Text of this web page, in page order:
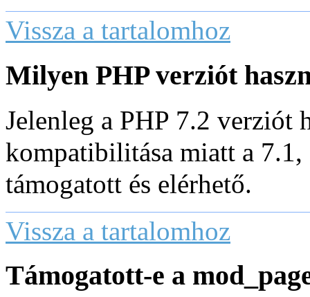
Vissza a tartalomhoz
Milyen PHP verziót
Jelenleg a PHP 7.2 verziót
kompatibilitása miatt a
támogatott és elérhető.
Vissza a tartalomhoz
Támogatott-e a